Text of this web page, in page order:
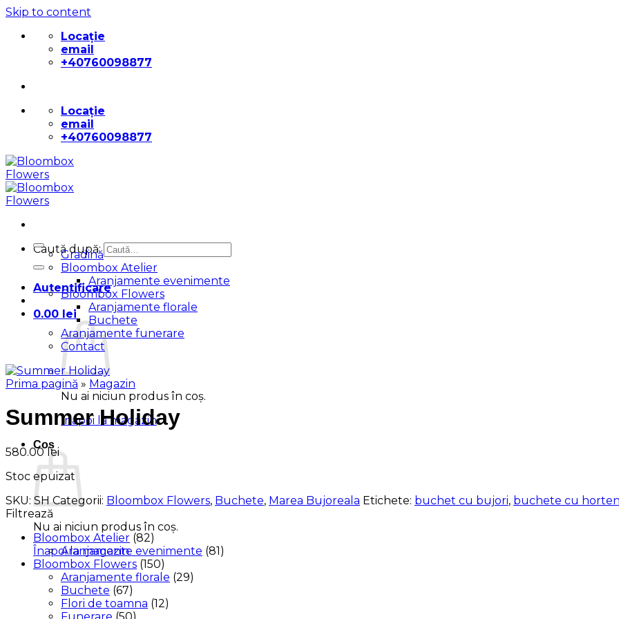
Skip to content
Locație
email
+40760098877
Locație
email
+40760098877
Caută după:
Autentificare
0.00 lei
Nu ai niciun produs în coș.
Înapoi la magazin
Coș
Nu ai niciun produs în coș.
Înapoi la magazin
Gradină
Bloombox Atelier
Aranjamente evenimente
Bloombox Flowers
Aranjamente florale
Buchete
Aranjamente funerare
Contact
Prima pagină » Magazin
Summer Holiday
580.00lei
Stoc epuizat
SKU:SH Categorii: Bloombox Flowers, Buchete, Marea Bujoreala Etichete: buchet cu bujori, buchete cu
Filtrează
Bloombox Atelier (82)
Aranjamente evenimente (81)
Bloombox Flowers (150)
Aranjamente florale (29)
Buchete (67)
Flori de toamna (12)